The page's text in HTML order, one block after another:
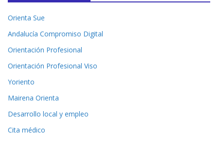
Orienta Sue
Andalucía Compromiso Digital
Orientación Profesional
Orientación Profesional Viso
Yoriento
Mairena Orienta
Desarrollo local y empleo
Cita médico